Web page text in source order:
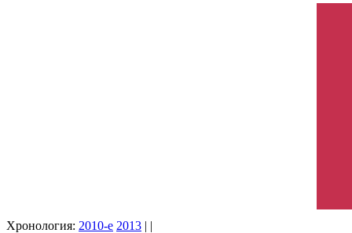
Хронология: 2010-е 2013 | |